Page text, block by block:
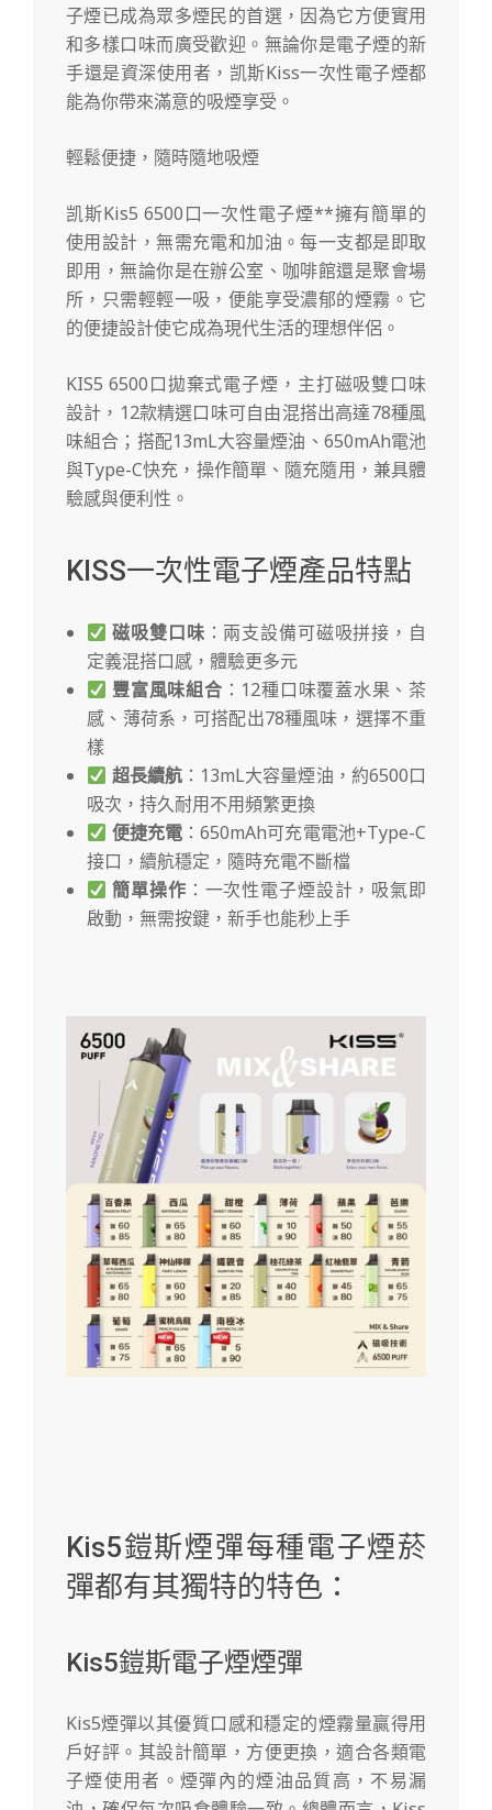
子煙已成為眾多煙民的首選，因為它方便實用
和多樣口味而廣受歡迎。無論你是電子煙的新
手還是資深使用者，凯斯Kiss一次性電子煙都
能為你帶來滿意的吸煙享受。
輕鬆便捷，隨時隨地吸煙
凯斯Kis5 6500口一次性電子煙**擁有簡單的
使用設計，無需充電和加油。每一支都是即取
即用，無論你是在辦公室、咖啡館還是聚會場
所，只需輕輕一吸，便能享受濃郁的煙霧。它
的便捷設計使它成為現代生活的理想伴侶。
KIS5 6500口拋棄式電子煙，主打磁吸雙口味
設計，12款精選口味可自由混搭出高達78種風
味組合；搭配13mL大容量煙油、650mAh電池
與Type-C快充，操作簡單、隨充隨用，兼具體
驗感與便利性。
KISS一次性電子煙產品特點
磁吸雙口味 ：兩支設備可磁吸拼接，自
定義混搭口感，體驗更多元
豐富風味組合 ：12種口味覆蓋水果、茶
感、薄荷系，可搭配出78種風味，選擇不重
樣
超長續航：13mL大容量煙油，約6500口
吸次，持久耐用不用頻繁更換
便捷充電 ：650mAh可充電電池+Type-C
接口，續航穩定，隨時充電不斷檔
簡單操作 ：一次性電子煙設計，吸氣即
啟動，無需按鍵，新手也能秒上手
Kis5鎧斯煙彈每種電子煙菸
彈都有其獨特的特色：
Kis5鎧斯電子煙煙彈
Kis5煙彈以其優質口感和穩定的煙霧量贏得用
戶好評。其設計簡單，方便更換，適合各類電
子煙使用者。煙彈內的煙油品質高，不易漏